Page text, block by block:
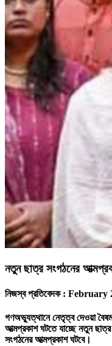
নতুন ছাত্র সংগঠনের
নিজস্ব প্রতিবেদক : February
গণঅভ্যুত্থানে নেতৃত্ব দেওয়া
আত্মপ্রকাশ ঘটতে যাচ্ছে নতুন
সংগঠনের আত্মপ্রকাশ ঘটবে।